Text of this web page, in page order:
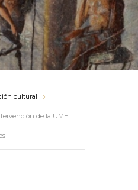
cultural
de la UME